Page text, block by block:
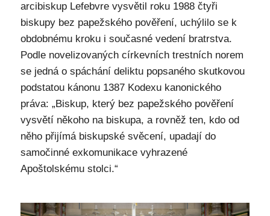
arcibiskup Lefebvre vysvětil roku 1988 čtyři
biskupy bez papežského pověření, uchýlilo se k
obdobnému kroku i současné vedení bratrstva.
Podle novelizovaných církevních trestních norem
se jedná o spáchání deliktu popsaného skutkovou
podstatou kánonu 1387 Kodexu kanonického
práva: „Biskup, který bez papežského pověření
vysvětí někoho na biskupa, a rovněž ten, kdo od
něho přijímá biskupské svěcení, upadají do
samočinné exkomunikace vyhrazené
Apoštolskému stolci.“